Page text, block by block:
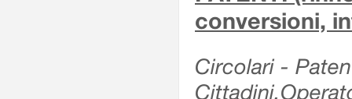
conversioni,
Circolari -